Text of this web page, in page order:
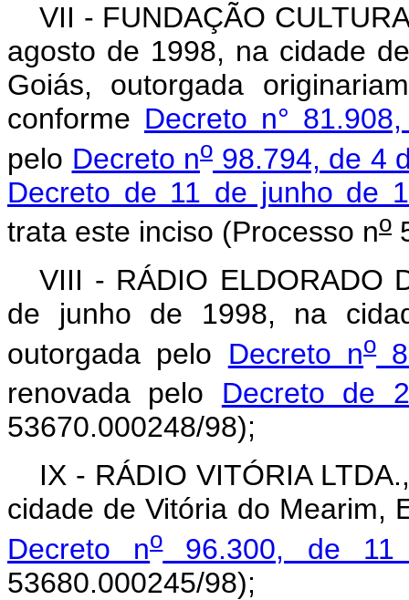
VII - FUNDAÇÃO
agosto de 1998, na cidade
Goiás, outorgada
conforme Decreto n°
pelo Decreto no 98.794, de 4
Decreto de 11 de junho de
trata este inciso (Processo no
VIII - RÁDIO ELDORADO
de junho de 1998, na
outorgada pelo Decreto no
renovada pelo Decreto de
53670.000248/98);
IX - RÁDIO VITÓRIA
cidade de Vitória do Mearim,
Decreto no96.300, de 11
53680.000245/98);